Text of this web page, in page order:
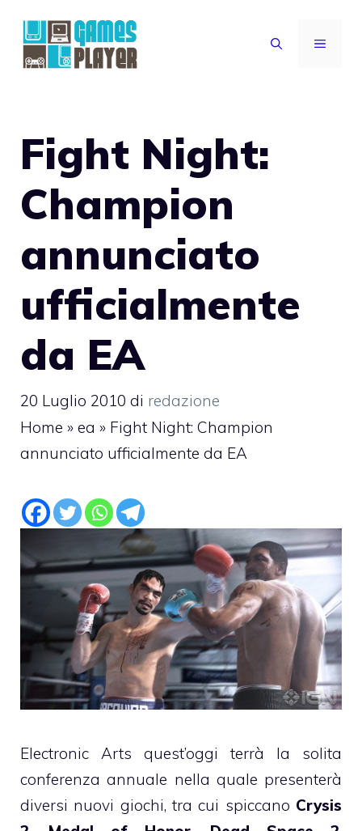
contenuto
MENU
Fight Night:
Champion
annunciato
ufficialmente
da EA
20 Luglio 2010 di redazione
Home » ea » Fight Night: Champion
annunciato ufficialmente da EA
Electronic Arts quest’oggi terrà la solita
conferenza annuale nella quale presenterà
diversi nuovi giochi, tra cui spiccano Crysis